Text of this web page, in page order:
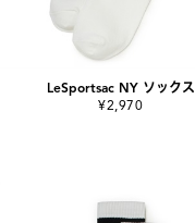
LeSportsac NY ソックス
¥2,970